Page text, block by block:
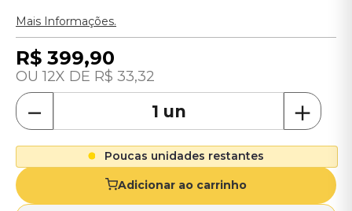
Mais Informações.
R$ 399,90
12 R$ 33,32
＋
－
Poucas unidades restantes
Adicionar ao carrinho